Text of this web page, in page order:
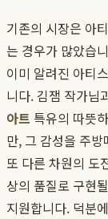
기존의 시장은 아
는 경우가 많았습
이미 알려진 아티
니다. 김잼 작가님
아트 특유의 따뜻
만, 그 감성을 주
또 다른 차원의 도
상의 품질로 구현
지원합니다. 덕분